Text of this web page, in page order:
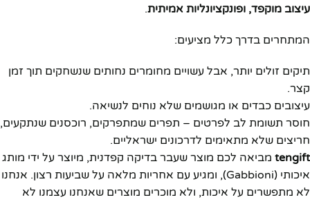
עיצוב מוקפד, ופונקציונליות אמיתית.
המתחרים בדרך כלל מציעים:
תיקים זולים יותר, אבל עשויים מחומרים נחותים שנשחקים תוך זמן
קצר.
עיצובים כבדים או מגושמים שלא נוחים לנשיאה.
חוסר תשומת לב לפרטים – תפרים שמתפרקים, רוכסנים שנתקעים,
חריצים שלא מתאימים לדרכונים ישראליים.
tengift מביאה לכם מוצר שעבר בדיקה קפדנית, מיוצר על ידי מותג
איכותי (Gabbioni), ומגיע עם אחריות מלאה על שביעות רצון. אנחנו
לא מתפשרים על איכות, ולא מוכרים מוצרים שאנחנו עצמנו לא